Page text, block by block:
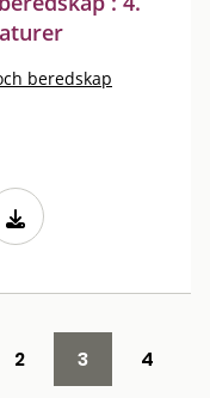
beredskap
2 3
4